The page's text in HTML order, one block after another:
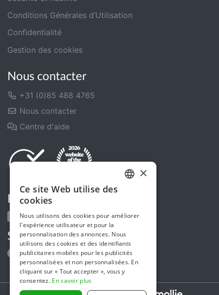
Conditions Générales d’Utilisation
Confidentialité
Gestion des cookies
Nous contacter
+31 (0)85 488 4765
Nous contacter
Centre d'aide
Partagez-nous
Suivez-nous
Secure payments powered by
×
Ce site Web utilise des
cookies
Nous utilisons des cookies pour améliorer
l'expérience utilisateur et pour la
personnalisation des annonces. Nous
utilisons des cookies et des identifiants
publicitaires mobiles pour les publicités
personnalisées et non personnalisées. En
cliquant sur « Tout accepter », vous y
consentez. En savoir plus